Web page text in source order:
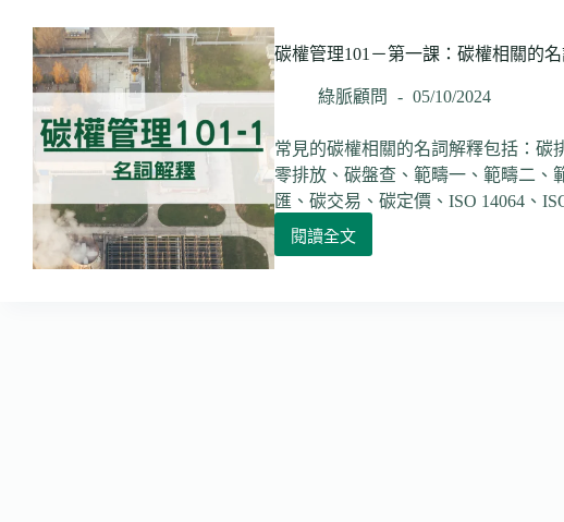
宣
布
美
退
出
多
項
國
際
組
碳權管理101－第一課：碳權相關的
綠脈顧問 05/10/2024
常見的碳權相關的名詞解釋包括：碳
零排放、碳盤查、範疇一、範疇二、
匯、碳交易、碳定價、ISO 14064、
閱讀全文
碳